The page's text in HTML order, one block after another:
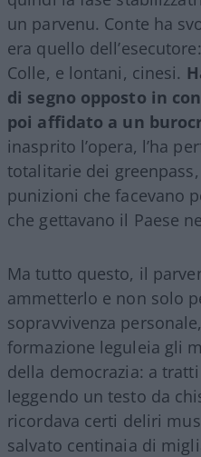
un parvenu. Conte ha
era quello
Colle, e lontani, cinesi.
di segno opposto in
poi affidato a un
inasprito l’opera, l’ha
totalitarie dei
punizioni che facevano
che gettavano il Paese
Ma tutto questo, il
ammetterlo e non solo
sopravvivenza
formazione leguleia gli
della democrazia: a
leggendo un testo da
ricordava certi deliri
salvato centinaia di